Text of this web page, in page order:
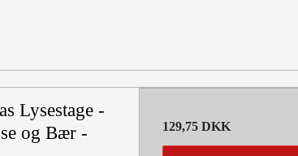
Lysestage -
og Bær -
129,75 DKK